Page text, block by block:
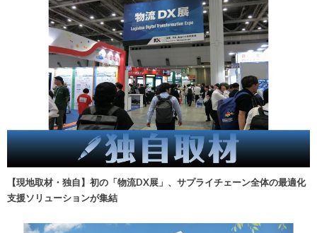
【現地取材・独自】初の「物流DX展」、サプライチェーン全体の最適化
支援ソリューションが集結